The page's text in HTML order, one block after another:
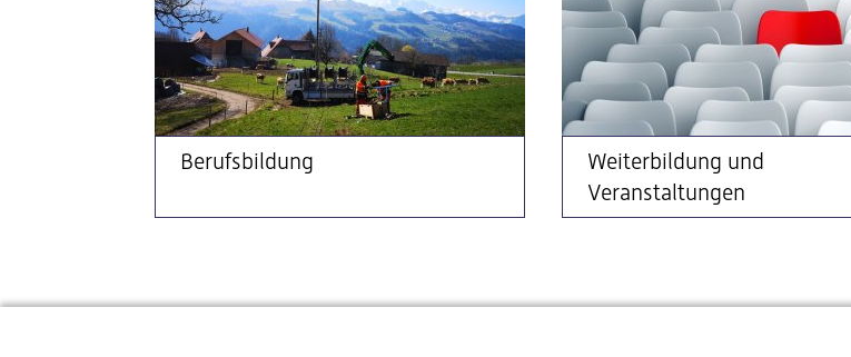
Berufsbildung
Weiterbildung und
Veranstaltungen